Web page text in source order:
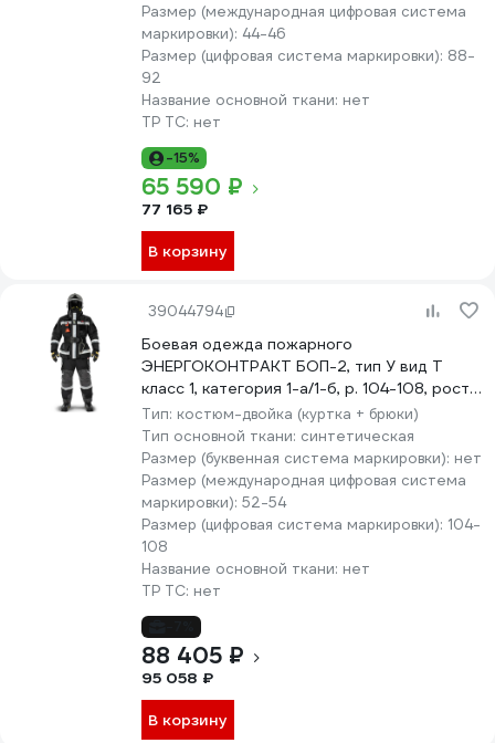
Размер (международная цифровая система
маркировки): 44-46
Размер (цифровая система маркировки): 88-
92
Название основной ткани: нет
ТР ТС: нет
-15%
65 590 ₽
77 165 ₽
В корзину
39044794
Боевая одежда пожарного
ЭНЕРГОКОНТРАКТ БОП-2, тип У вид Т
класс 1, категория 1-а/1-б, р. 104-108, рост
194/200, черный 5310000000074
Тип: костюм-двойка (куртка + брюки)
Тип основной ткани: синтетическая
Размер (буквенная система маркировки): нет
Размер (международная цифровая система
маркировки): 52-54
Размер (цифровая система маркировки): 104-
108
Название основной ткани: нет
ТР ТС: нет
88 405 ₽
95 058 ₽
В корзину